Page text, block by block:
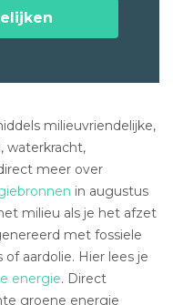
milieuvriendelijke,
waterkracht,
meer over
in augustus
milieu als je het afzet
met fossiele
aardolie. Hier lees je
energie. Direct
groene energie